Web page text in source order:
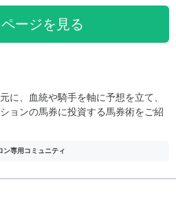
ージを見る
に、血統や騎手を軸に予想を立て、
ョンの馬券に投資する馬券術をご紹
ン専用コミュニティ